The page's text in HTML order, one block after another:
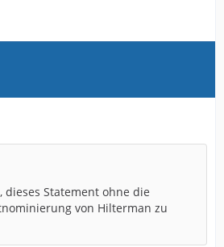
Statement ohne die
von Hilterman zu